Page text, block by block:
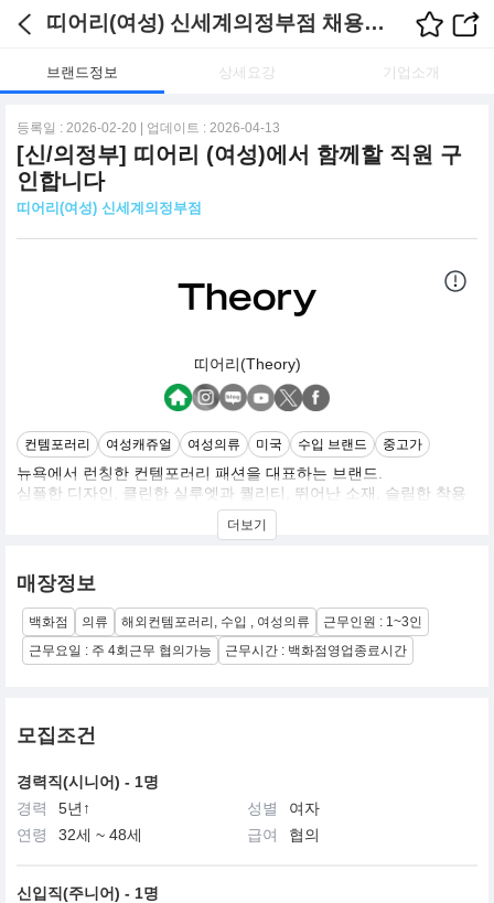
띠어리(여성) 신세계의정부점 채용정보
브랜드정보 상세요강 기업소개
등록일 : 2026-02-20 | 업데이트 : 2026-04-13
[신/의정부] 띠어리 (여성)에서 함께할 직원 구
인합니다
띠어리(여성) 신세계의정부점
띠어리(Theory)
컨템포러리 여성캐쥬얼 여성의류 미국 수입 브랜드 중고가
뉴욕에서 런칭한 컨템포러리 패션을 대표하는 브랜드.
심플한 디자인, 클린한 실루엣과 퀄리티, 뛰어난 소재, 슬림한 착용
더보기
매장정보
백화점 의류 해외컨템포러리, 수입 , 여성의류
근무인원 : 1~3인
근무요일 : 주 4회근무 협의가능
근무시간 : 백화점영업종료시간
모집조건
경력직(시니어) - 1명
경력
5년↑ 성별
여자
연령
32세 ~ 48세 급여 협의
신입직(주니어) - 1명